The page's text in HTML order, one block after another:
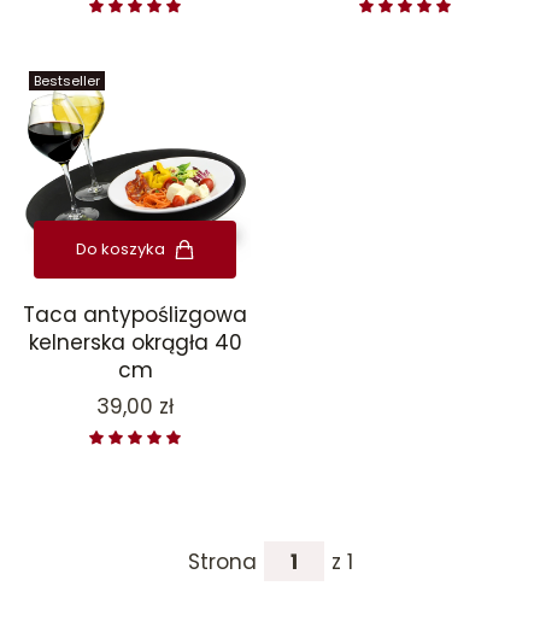
Bestseller
Do koszyka
Taca antypoślizgowa
kelnerska okrągła 40
cm
Cena
39,00 zł
Strona z 1